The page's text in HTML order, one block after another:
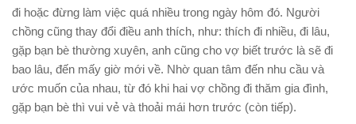
đi hoặc đừng làm việc quá nhiều trong ngày hôm đó. Người
chồng cũng thay đổi điều anh thích, như: thích đi nhiều, đi lâu,
gặp bạn bè thường xuyên, anh cũng cho vợ biết trước là sẽ đi
bao lâu, đến mấy giờ mới về. Nhờ quan tâm đến nhu cầu và
ước muốn của nhau, từ đó khi hai vợ chồng đi thăm gia đình,
gặp bạn bè thì vui vẻ và thoải mái hơn trước (còn tiếp).